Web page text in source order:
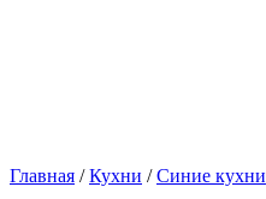
Главная /Кухни /Синие кухни